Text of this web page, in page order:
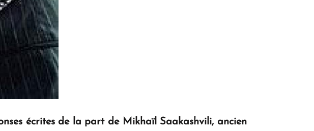
écrites de la part de Mikhaïl Saakashvili, ancien